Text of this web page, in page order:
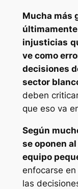
Mucha más
injusticias
ve como
decisiones
sector
deben
que eso va
Según
se oponen
equipo
enfocarse
las